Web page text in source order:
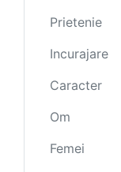
Prietenie
Incurajare
Caracter
Om
Femei